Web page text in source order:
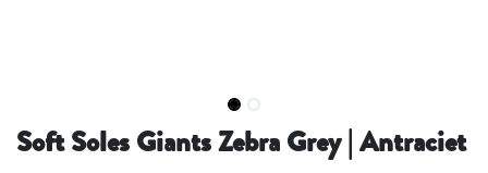
Soft Soles Giants Zebra Grey | Antraciet